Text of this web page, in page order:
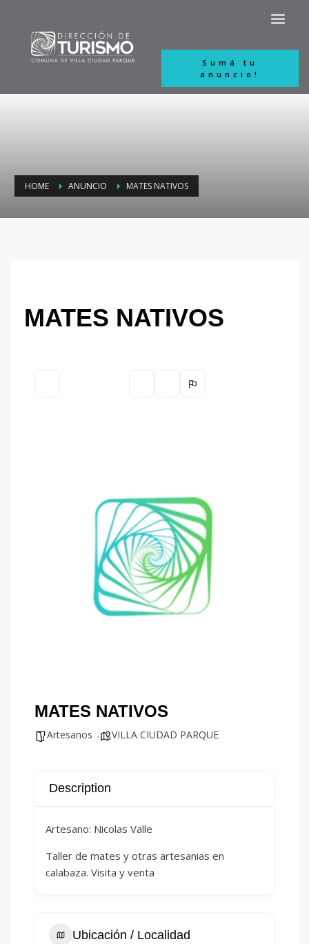
Sumá tu
anuncio!
HOME ANUNCIO MATES NATIVOS
MATES NATIVOS
MATES NATIVOS
Artesanos VILLA CIUDAD PARQUE
Description
Artesano: Nicolas Valle
Taller de mates y otras artesanias en
calabaza. Visita y venta
Ubicación / Localidad